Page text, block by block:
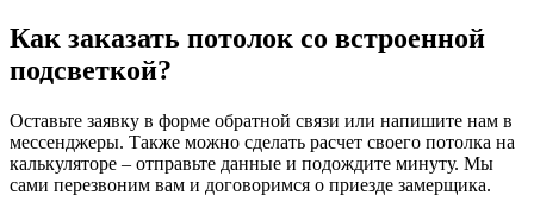
Как заказать потолок со встроенной
подсветкой?
Оставьте заявку в форме обратной связи или напишите нам в
мессенджеры. Также можно сделать расчет своего потолка на
калькуляторе – отправьте данные и подождите минуту. Мы
сами перезвоним вам и договоримся о приезде замерщика.